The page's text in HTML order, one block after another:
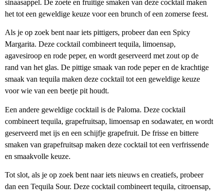
sinaasappel. De zoete en fruitige smaken van deze cocktail maken
het tot een geweldige keuze voor een brunch of een zomerse feest.
Als je op zoek bent naar iets pittigers, probeer dan een Spicy
Margarita. Deze cocktail combineert tequila, limoensap,
agavesiroop en rode peper, en wordt geserveerd met zout op de
rand van het glas. De pittige smaak van rode peper en de krachtige
smaak van tequila maken deze cocktail tot een geweldige keuze
voor wie van een beetje pit houdt.
Een andere geweldige cocktail is de Paloma. Deze cocktail
combineert tequila, grapefruitsap, limoensap en sodawater, en wordt
geserveerd met ijs en een schijfje grapefruit. De frisse en bittere
smaken van grapefruitsap maken deze cocktail tot een verfrissende
en smaakvolle keuze.
Tot slot, als je op zoek bent naar iets nieuws en creatiefs, probeer
dan een Tequila Sour. Deze cocktail combineert tequila, citroensap,